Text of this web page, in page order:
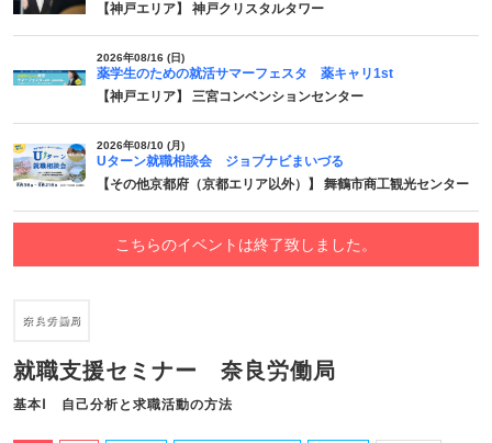
【神戸エリア】 神戸クリスタルタワー
2026年08/16 (日)
薬学生のための就活サマーフェスタ 薬キャリ1st
【神戸エリア】 三宮コンベンションセンター
2026年08/10 (月)
Uターン就職相談会 ジョブナビまいづる
【その他京都府（京都エリア以外）】 舞鶴市商工観光センター
こちらのイベントは終了致しました。
就職支援セミナー 奈良労働局
基本Ⅰ 自己分析と求職活動の方法